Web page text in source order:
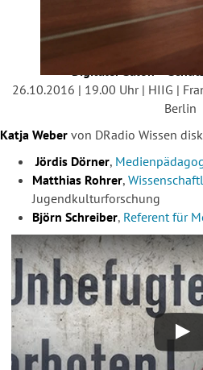
Digitaler Salon –
26.10.2016 | 19.00 Uhr | HIIG |
Berlin
Katja Weber von DRadio Wissen
Jördis Dörner,
Matthias Rohrer,
Jugendkulturforschung
Björn Schreiber, Referent für